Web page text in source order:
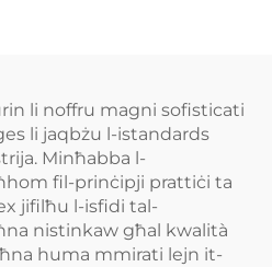
li noffru magni sofisticati
li jaqbżu l-istandards
Minħabba l-
fil-prinċipji prattiċi ta
jifilħu l-isfidi tal-
nistinkaw għal kwalità
huma mmirati lejn it-